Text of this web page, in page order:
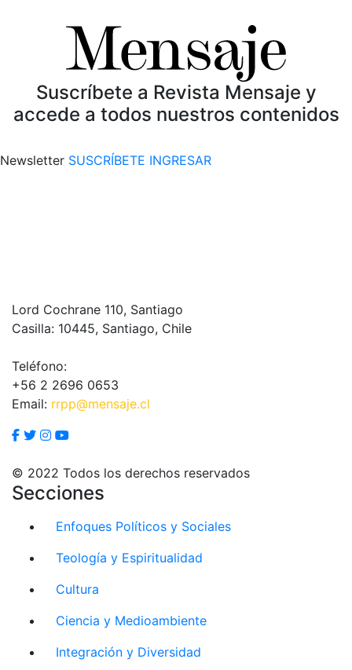
Suscríbete a Revista Mensaje y
accede a todos nuestros contenidos
Newsletter SUSCRÍBETE INGRESAR
Lord Cochrane 110, Santiago
Casilla: 10445, Santiago, Chile
Teléfono:
+56 2 2696 0653
Email: rrpp@mensaje.cl
© 2022 Todos los derechos reservados
Secciones
Enfoques Políticos y Sociales
Teología y Espiritualidad
Cultura
Ciencia y Medioambiente
Integración y Diversidad